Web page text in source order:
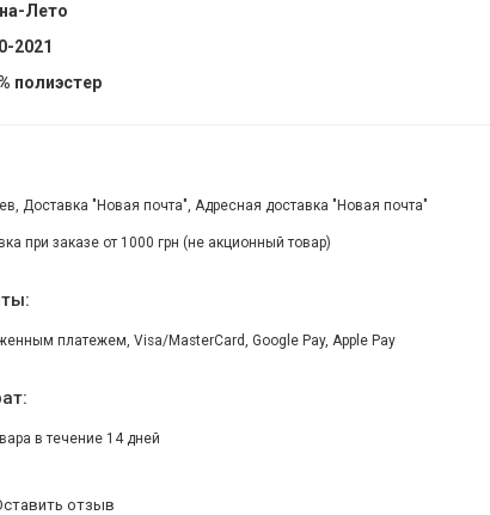
Лето
2021
полиэстер
Доставка "Новая почта", Адресная доставка "Новая почта"
при заказе от 1000 грн (не акционный товар)
платежем, Visa/MasterCard, Google Pay, Apple Pay
в течение 14 дней
отзыв